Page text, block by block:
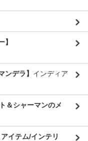
デラ】 インディア
＆シャーマンのメ
イテム/インテリ